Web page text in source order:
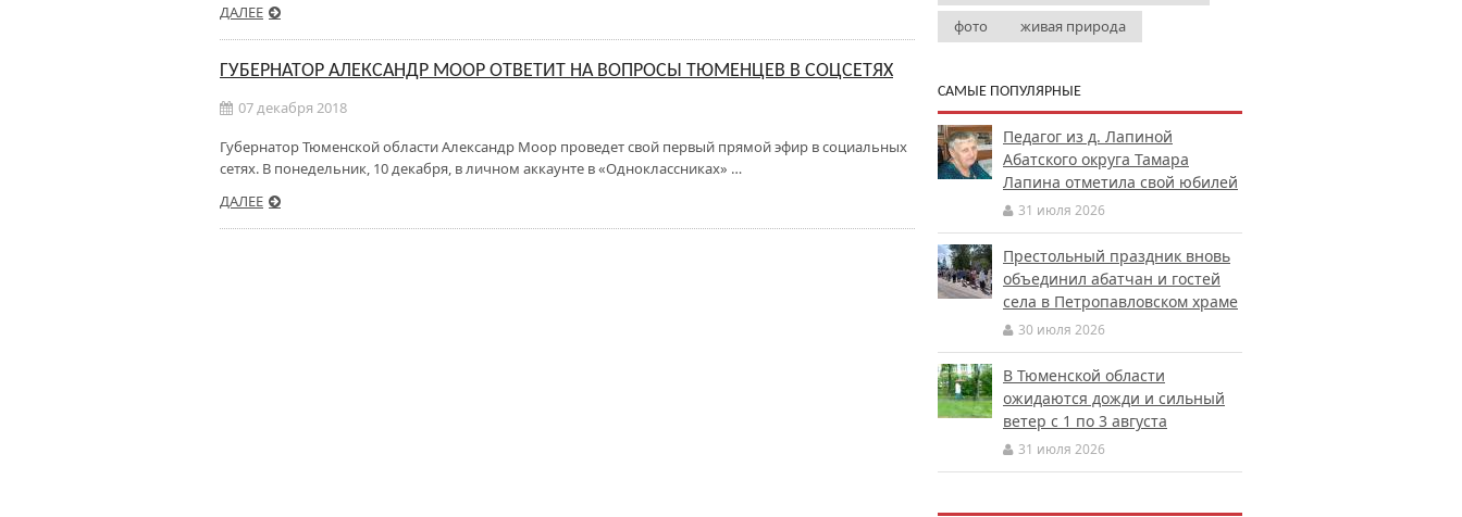
ДАЛЕЕ
ГУБЕРНАТОР АЛЕКСАНДР МООР ОТВЕТИТ НА ВОПРОСЫ ТЮМЕНЦЕВ В СОЦСЕТЯХ
07 декабря 2018
Губернатор Тюменской области Александр Моор проведет свой первый прямой эфир в социальных
сетях. В понедельник, 10 декабря, в личном аккаунте в «Одноклассниках» …
ДАЛЕЕ
фото
живая природа
САМЫЕ ПОПУЛЯРНЫЕ
Педагог из д. Лапиной
Абатского округа Тамара
Лапина отметила свой юбилей
31 июля 2026
Престольный праздник вновь
объединил абатчан и гостей
села в Петропавловском храме
30 июля 2026
В Тюменской области
ожидаются дожди и сильный
ветер с 1 по 3 августа
31 июля 2026